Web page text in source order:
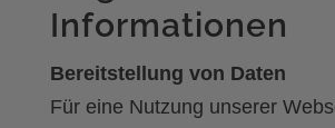
Informationen
Bereitstellung von Daten
Für eine Nutzung unserer